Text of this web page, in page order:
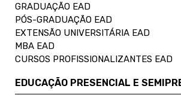
GRADUAÇÃO EAD
PÓS-GRADUAÇÃO EAD
EXTENSÃO UNIVERSITÁRIA EAD
MBA EAD
CURSOS PROFISSIONALIZANTES EAD
EDUCAÇÃO PRESENCIAL E